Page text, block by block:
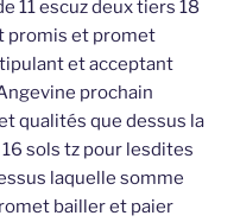
11 escuz deux tiers 18
promis et promet
et acceptant
prochain
qualités que dessus la
sols tz pour lesdites
laquelle somme
bailler et paier